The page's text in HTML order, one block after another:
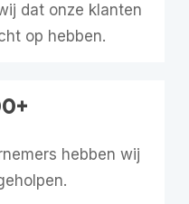
dat onze klanten
op hebben.
hebben wij